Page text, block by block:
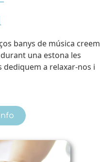
banys de música creem
una estona les
dediquem a relaxar-nos i